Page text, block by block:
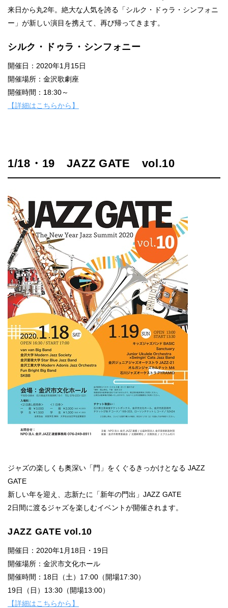
来日から丸2年。絶大な人気を誇る「シルク・ドゥラ・シンフォニ
ー」が新しい演目を携えて、再び帰ってきます。
シルク・ドゥラ・シンフォニー
開催日：2020年1月15日
開催場所：金沢歌劇座
開催時間：18:30～
【詳細はこちらから】
1/18・19 JAZZ GATE vol.10
ジャズの楽しくも奥深い「門」をくぐるきっかけとなる JAZZ
GATE
新しい年を迎え、志新たに「新年の門出」JAZZ GATE
2日間に渡るジャズを楽しむイベントが開催されます。
JAZZ GATE vol.10
開催日：2020年1月18日・19日
開催場所：金沢市文化ホール
開催時間：18日（土）17:00（開場17:30）
19日（日）13:30（開場13:00）
【詳細はこちらから】